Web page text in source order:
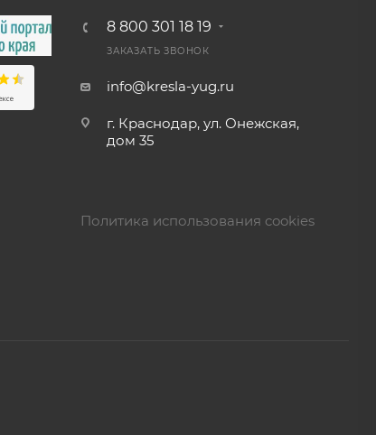
8 800 301 18 19
ЗАКАЗАТЬ ЗВОНОК
info@kresla-yug.ru
г. Краснодар, ул. Онежская,
дом 35
Политика использования cookies